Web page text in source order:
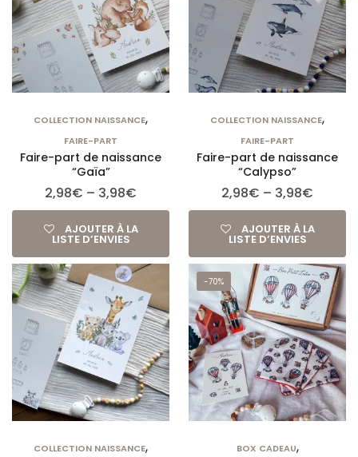
COLLECTION NAISSANCE,
FAIRE-PART
Faire-part de naissance
“Gaïa”
2,98€ – 3,98€
AJOUTER À LA
LISTE D’ENVIES
COLLECTION NAISSANCE,
FAIRE-PART
Faire-part de naissance
“Calypso”
2,98€ – 3,98€
AJOUTER À LA
LISTE D’ENVIES
COLLECTION NAISSANCE,
-70%
BOX CADEAU,